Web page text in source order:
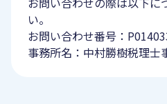
い。
お問い合わせ番号：
事務所名：中村勝樹税理士